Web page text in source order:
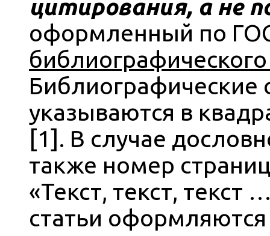
цитирования, а не
оформленный по
Библиографические
указываются в
[1]. В случае
также номер
«Текст, текст, текст
статьи